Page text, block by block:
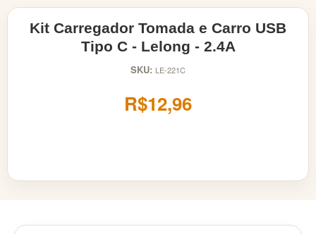
Kit Carregador Tomada e Carro USB
Tipo C - Lelong - 2.4A
SKU: LE-221C
R$12,96